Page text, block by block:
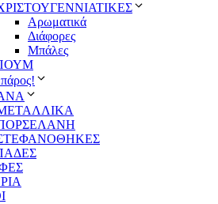
Αρωματικά
Διάφορες
Μπάλες